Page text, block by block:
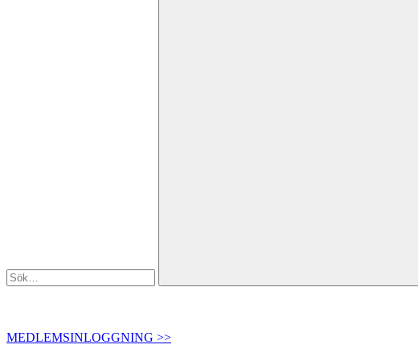
MEDLEMSINLOGGNING >>